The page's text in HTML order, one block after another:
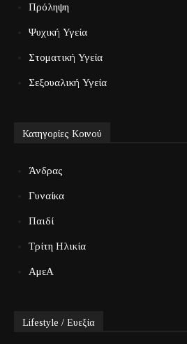
Πρόληψη
Ψυχική Υγεία
Στοματική Υγεία
Σεξουαλική Υγεία
Κατηγορίες Κοινού
Άνδρας
Γυναίκα
Παιδί
Τρίτη Ηλικία
ΑμεΑ
Lifestyle / Ευεξία